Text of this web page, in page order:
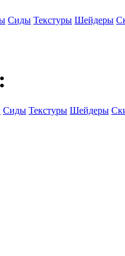
Сиды Текстуры Шейдеры
Сиды Текстуры Шейдеры